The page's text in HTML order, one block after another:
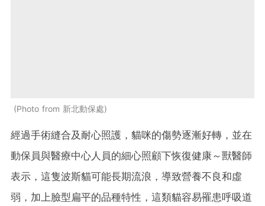
Photo from 新北動保處
經過手術縫合及耐心照護，貓咪的傷勢逐漸好轉，並在
動保員與醫療中心人員的細心照顧下恢復健康～獸醫師
表示，這隻波斯貓可能長期流浪，導致營養不良和虛
弱，加上臉型扁平的品種特性，這類貓容易罹患呼吸道